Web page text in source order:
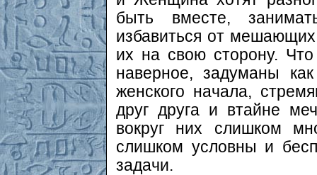
быть вместе,
избавиться от
их на свою сторону.
наверное, задуманы
женского начала,
друг друга и втайне
вокруг них слишком
слишком условны и
задачи.